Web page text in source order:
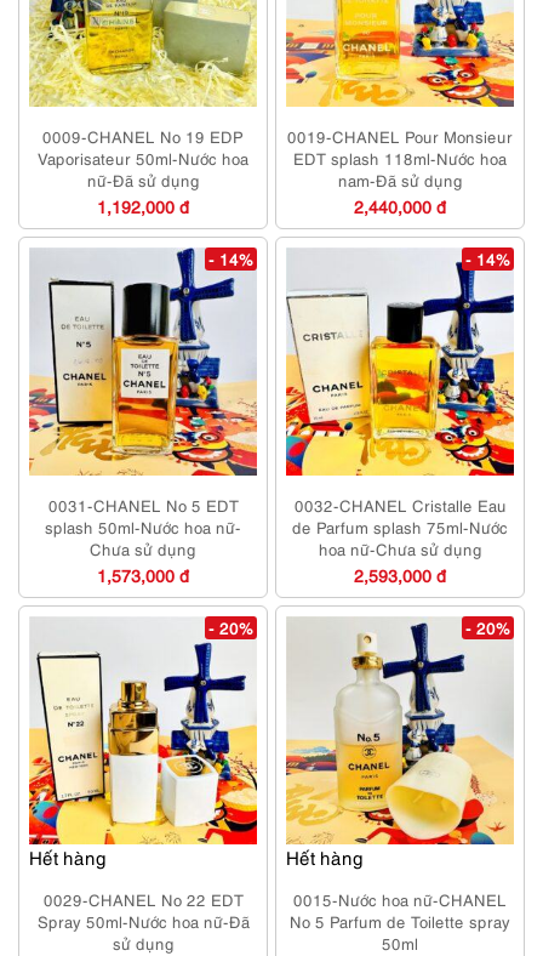
0009-CHANEL No 19 EDP
Vaporisateur 50ml-Nước hoa
nữ-Đã sử dụng
1,192,000 đ
0019-CHANEL Pour Monsieur
EDT splash 118ml-Nước hoa
nam-Đã sử dụng
2,440,000 đ
- 14%
0031-CHANEL No 5 EDT
splash 50ml-Nước hoa nữ-
Chưa sử dụng
1,573,000 đ
- 14%
0032-CHANEL Cristalle Eau
de Parfum splash 75ml-Nước
hoa nữ-Chưa sử dụng
2,593,000 đ
Hết hàng
- 20%
0029-CHANEL No 22 EDT
Spray 50ml-Nước hoa nữ-Đã
sử dụng
Hết hàng
- 20%
0015-Nước hoa nữ-CHANEL
No 5 Parfum de Toilette spray
50ml